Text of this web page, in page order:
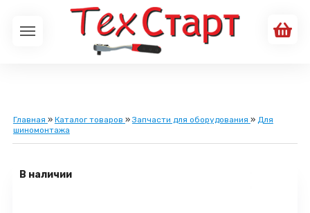
Главная » Каталог товаров »Запчасти для оборудования » Для
шиномонтажа
В наличии